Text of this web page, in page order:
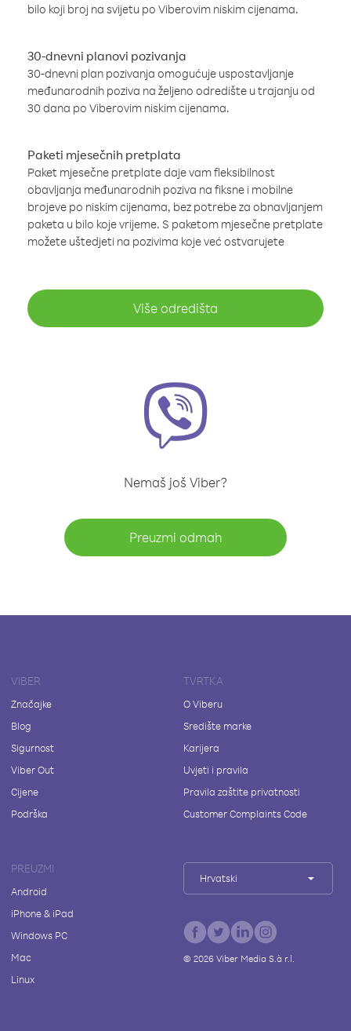
bilo koji broj na svijetu po Viberovim niskim cijenama.
30-dnevni planovi pozivanja
30-dnevni plan pozivanja omogućuje uspostavljanje
međunarodnih poziva na željeno odredište u trajanju od
30 dana po Viberovim niskim cijenama.
Paketi mjesečnih pretplata
Paket mjesečne pretplate daje vam fleksibilnost
obavljanja međunarodnih poziva na fiksne i mobilne
brojeve po niskim cijenama, bez potrebe za obnavljanjem
paketa u bilo koje vrijeme. S paketom mjesečne pretplate
možete uštedjeti na pozivima koje već ostvarujete
Više odredišta
Nemaš još Viber?
Preuzmi odmah
VIBER
Značajke
Blog
Sigurnost
Viber Out
Cijene
Podrška
TVRTKA
O Viberu
Središte marke
Karijera
Uvjeti i pravila
Pravila zaštite privatnosti
Customer Complaints Code
PREUZMI
Android
iPhone & iPad
Windows PC
Mac
Linux
Hrvatski
© 2026Viber Media S.à r.l.